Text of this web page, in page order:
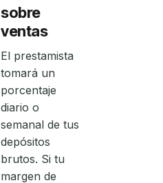
sobre
ventas
El prestamista
tomará un
porcentaje
diario o
semanal de tus
depósitos
brutos. Si tu
margen de